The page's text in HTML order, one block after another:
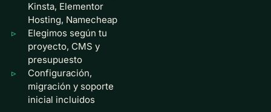
Kinsta, Elementor
Hosting, Namecheap
Elegimos según tu
proyecto, CMS y
presupuesto
Configuración,
migración y soporte
inicial incluidos